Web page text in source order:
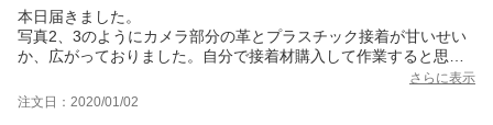
同じスマホを大体4年間は使用するつもりなので、革の馴染み(変
化)と共に最後まで付き合っていきたい。
あえて不満な点を挙げるとするならば、留め具がボタンではなく
マグネット式ならもっと使いやすいのにと思う。
[注文番号]310560-20170616-0823358351
本日届きました。
写真2、3のようにカメラ部分の革とプラスチック接着が甘いせい
か、広がっておりました。自分で接着材購入して作業すると思う
と、作業場の最終工程で、しっかり検品してから出荷欲しかった
です…
それ以外は皮も厚くしっかりしてますので、満足です。
さらに表示
注文日：2020/01/02